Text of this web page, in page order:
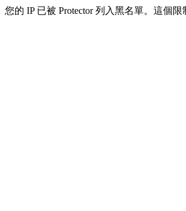
您的 IP 已被 Protector 列入黑名單。這個